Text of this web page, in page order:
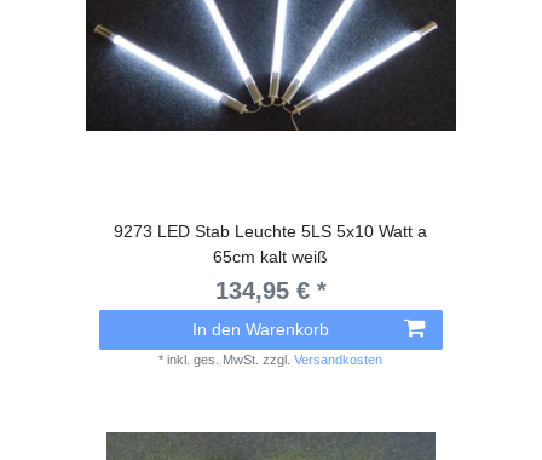
9273 LED Stab Leuchte 5LS 5x10 Watt a
65cm kalt weiß
134,95 € *
In den Warenkorb
*inkl. ges. MwSt. zzgl.Versandkosten